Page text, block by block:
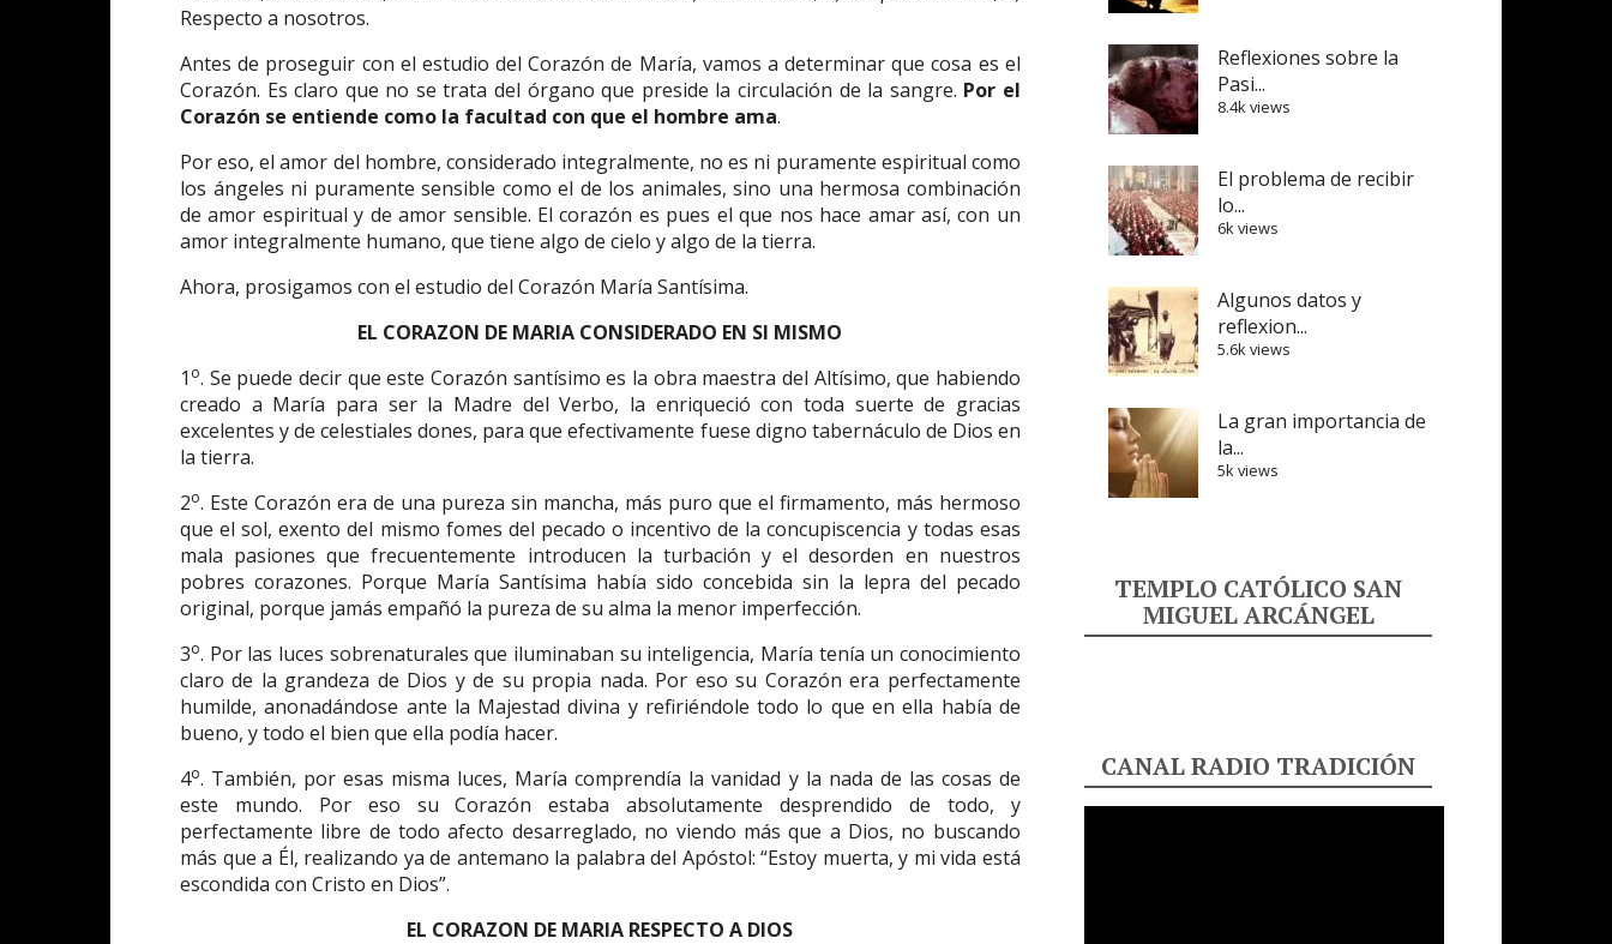
Respecto a nosotros.
Antes de proseguir con el estudio del Corazón de María, vamos a determinar que cosa es el
Corazón. Es claro que no se trata del órgano que preside la circulación de la sangre. Por el
Corazón se entiende como la facultad con que el hombre ama.
Por eso, el amor del hombre, considerado integralmente, no es ni puramente espiritual como
los ángeles ni puramente sensible como el de los animales, sino una hermosa combinación
de amor espiritual y de amor sensible. El corazón es pues el que nos hace amar así, con un
amor integralmente humano, que tiene algo de cielo y algo de la tierra.
Ahora, prosigamos con el estudio del Corazón María Santísima.
EL CORAZON DE MARIA CONSIDERADO EN SI MISMO
1 o. Se puede decir que este Corazón santísimo es la obra maestra del Altísimo, que habiendo
creado a María para ser la Madre del Verbo, la enriqueció con toda suerte de gracias
excelentes y de celestiales dones, para que efectivamente fuese digno tabernáculo de Dios en
la tierra.
2o. Este Corazón era de una pureza sin mancha, más puro que el firmamento, más hermoso
que el sol, exento del mismo fomes del pecado o incentivo de la concupiscencia y todas esas
mala pasiones que frecuentemente introducen la turbación y el desorden en nuestros
pobres corazones. Porque María Santísima había sido concebida sin la lepra del pecado
original, porque jamás empañó la pureza de su alma la menor imperfección.
3o. Por las luces sobrenaturales que iluminaban su inteligencia, María tenía un conocimiento
claro de la grandeza de Dios y de su propia nada. Por eso su Corazón era perfectamente
humilde, anonadándose ante la Majestad divina y refiriéndole todo lo que en ella había de
bueno, y todo el bien que ella podía hacer.
4o. También, por esas misma luces, María comprendía la vanidad y la nada de las cosas de
este mundo. Por eso su Corazón estaba absolutamente desprendido de todo, y
perfectamente libre de todo afecto desarreglado, no viendo más que a Dios, no buscando
más que a Él, realizando ya de antemano la palabra del Apóstol: “Estoy muerta, y mi vida está
escondida con Cristo en Dios”.
EL CORAZON DE MARIA RESPECTO A DIOS
Reflexiones sobre la
Pasi...
8.4k views
El problema de recibir
lo...
6k views
Algunos datos y
reflexion...
5.6k views
La gran importancia de
la...
5k views
TEMPLO CATÓLICO SAN
MIGUEL ARCÁNGEL
CANAL RADIO TRADICIÓN